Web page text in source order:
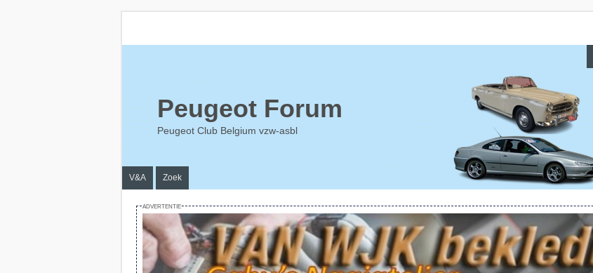
Peugeot Forum
Peugeot Club Belgium vzw-asbl
V&A Zoek
ADVERTENTIE